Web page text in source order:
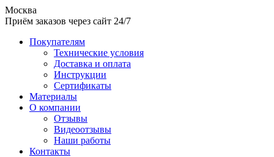
Москва
Приём заказов через сайт 24/7
Покупателям
Технические условия
Доставка и оплата
Инструкции
Сертификаты
Материалы
О компании
Отзывы
Видеоотзывы
Наши работы
Контакты